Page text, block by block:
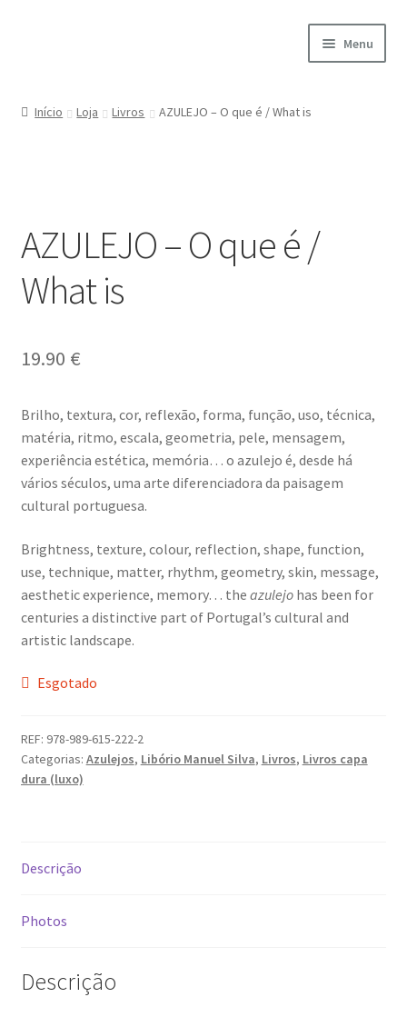
Menu
Carrinho
Checkout
Dia Mundial da Terra
Dicas
Dicas Photoshop
FEIRA DO LIVRO: Última semana da Campanha 50-15
Teletrabalho e Ensino à distância
Início Loja Livros AZULEJO – O que é / What is
AZULEJO – O que é /
What is
19.90 €
Brilho, textura, cor, reflexão, forma, função, uso, técnica,
matéria, ritmo, escala, geometria, pele, mensagem,
experiência estética, memória… o azulejo é, desde há
vários séculos, uma arte diferenciadora da paisagem
cultural portuguesa.
Brightness, texture, colour, reflection, shape, function,
use, technique, matter, rhythm, geometry, skin, message,
aesthetic experience, memory… the azulejohas been for
centuries a distinctive part of Portugal’s cultural and
artistic landscape.
Esgotado
REF: 978-989-615-222-2
Categorias: Azulejos, Libório Manuel Silva, Livros, Livros capa
dura (luxo)
Descrição
Photos
Descrição